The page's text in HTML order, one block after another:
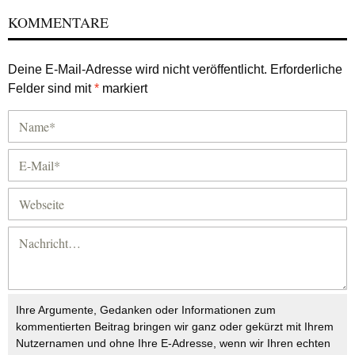
KOMMENTARE
Deine E-Mail-Adresse wird nicht veröffentlicht. Erforderliche
Felder sind mit* markiert
Ihre Argumente, Gedanken oder Informationen zum
kommentierten Beitrag bringen wir ganz oder gekürzt mit Ihrem
Nutzernamen und ohne Ihre E-Adresse, wenn wir Ihren echten